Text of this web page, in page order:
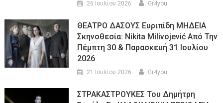
26 Ιουλίου 2026 Gr4you
ΘΕΑΤΡΟ ΔΑΣΟΥΣ Ευριπίδη ΜΗΔΕΙΑ
Σκηνοθεσία: Nikita Milivojević Από Την
Πέμπτη 30 & Παρασκευή 31 Ιουλίου
2026
21 Ιουλίου 2026 Gr4you
ΣΤΡΑΚΑΣΤΡΟΥΚΕΣ Του Δημήτρη